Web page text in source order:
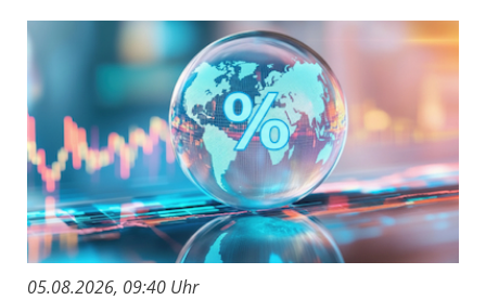
05.08.2026, 09:40 Uhr